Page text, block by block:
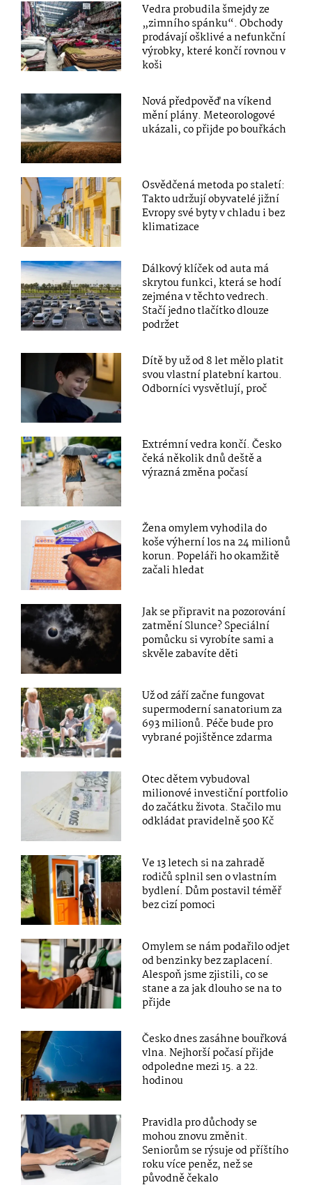
Vedra probudila šmejdy ze
„zimního spánku“. Obchody
prodávají ošklivé a nefunkční
výrobky, které končí rovnou v
koši
Nová předpověď na víkend
mění plány. Meteorologové
ukázali, co přijde po bouřkách
Osvědčená metoda po staletí:
Takto udržují obyvatelé jižní
Evropy své byty v chladu i bez
klimatizace
Dálkový klíček od auta má
skrytou funkci, která se hodí
zejména v těchto vedrech.
Stačí jedno tlačítko dlouze
podržet
Dítě by už od 8 let mělo platit
svou vlastní platební kartou.
Odborníci vysvětlují, proč
Extrémní vedra končí. Česko
čeká několik dnů deště a
výrazná změna počasí
Žena omylem vyhodila do
koše výherní los na 24 milionů
korun. Popeláři ho okamžitě
začali hledat
Jak se připravit na pozorování
zatmění Slunce? Speciální
pomůcku si vyrobíte sami a
skvěle zabavíte děti
Už od září začne fungovat
supermoderní sanatorium za
693 milionů. Péče bude pro
vybrané pojištěnce zdarma
Otec dětem vybudoval
milionové investiční portfolio
do začátku života. Stačilo mu
odkládat pravidelně 500 Kč
Ve 13 letech si na zahradě
rodičů splnil sen o vlastním
bydlení. Dům postavil téměř
bez cizí pomoci
Omylem se nám podařilo odjet
od benzinky bez zaplacení.
Alespoň jsme zjistili, co se
stane a za jak dlouho se na to
přijde
Česko dnes zasáhne bouřková
vlna. Nejhorší počasí přijde
odpoledne mezi 15. a 22.
hodinou
Pravidla pro důchody se
mohou znovu změnit.
Seniorům se rýsuje od příštího
roku více peněz, než se
původně čekalo